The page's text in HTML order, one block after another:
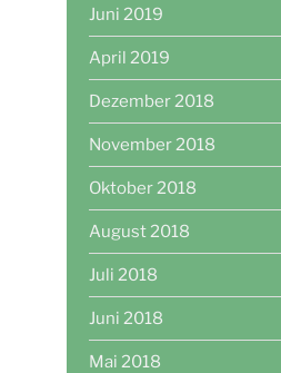
Juni 2019
April 2019
Dezember 2018
November 2018
Oktober 2018
August 2018
Juli 2018
Juni 2018
Mai 2018